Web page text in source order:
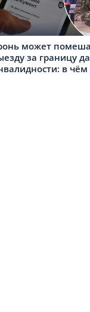
может
за границу
в чём